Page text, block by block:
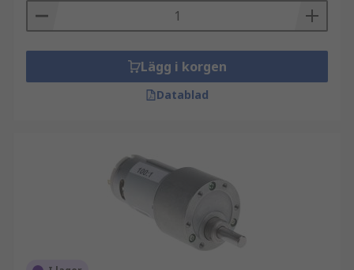
Lägg i korgen
Datablad